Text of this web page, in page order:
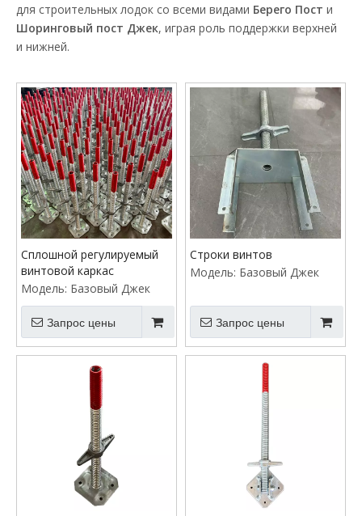
для строительных лодок со всеми видами Берего Пост и
Шоринговый пост Джек, играя роль поддержки верхней
и нижней.
Сплошной регулируемый
винтовой каркас
Модель: Базовый Джек
Запрос цены
Строки винтов
Модель: Базовый Джек
Запрос цены